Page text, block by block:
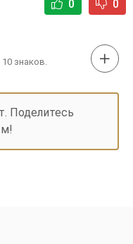
0 0
знаков.
Поделитесь